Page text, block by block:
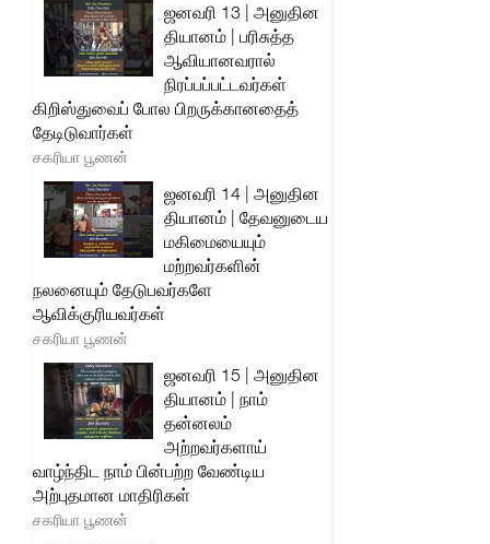
ஜனவரி 13 | அனுதின
தியானம் | பரிசுத்த
ஆவியானவரால்
நிரப்பப்பட்டவர்கள்
கிறிஸ்துவைப் போல பிறருக்கானதைத்
தேடிடுவார்கள்
சகரியா பூணன்
ஜனவரி 14 | அனுதின
தியானம் | தேவனுடைய
மகிமையையும்
மற்றவர்களின்
நலனையும் தேடுபவர்களே
ஆவிக்குரியவர்கள்
சகரியா பூணன்
ஜனவரி 15 | அனுதின
தியானம் | நாம்
தன்னலம்
அற்றவர்களாய்
வாழ்ந்திட நாம் பின்பற்ற வேண்டிய
அற்புதமான மாதிரிகள்
சகரியா பூணன்